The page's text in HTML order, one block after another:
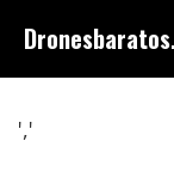
contenido
','